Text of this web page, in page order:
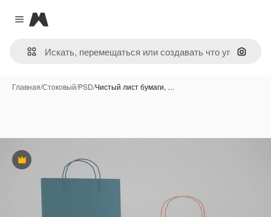
Close menu
Magnific
Поиск
Главная/Стоковый/PSD/Чистый лист бумаги, …
Премиум